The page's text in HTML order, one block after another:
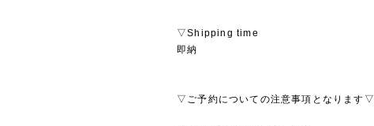
▽Shipping time
即納
▽ご予約についての注意事項となります▽